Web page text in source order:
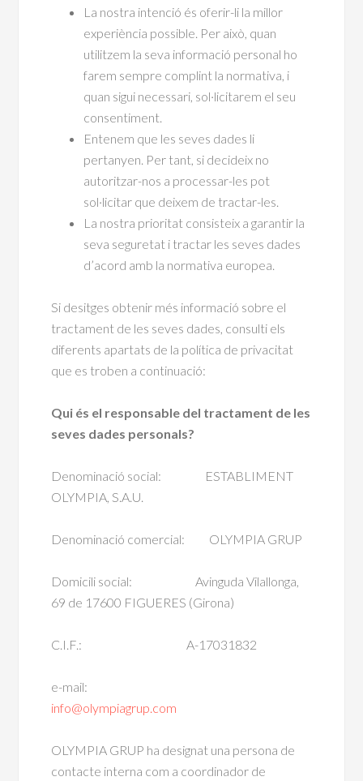
La nostra intenció és oferir-li la millor
experiència possible. Per això, quan
utilitzem la seva informació personal ho
farem sempre complint la normativa, i
quan sigui necessari, sol·licitarem el seu
consentiment.
Entenem que les seves dades li
pertanyen. Per tant, si decideix no
autoritzar-nos a processar-les pot
sol·licitar que deixem de tractar-les.
La nostra prioritat consisteix a garantir la
seva seguretat i tractar les seves dades
d’acord amb la normativa europea.
Si desitges obtenir més informació sobre el
tractament de les seves dades, consulti els
diferents apartats de la política de privacitat
que es troben a continuació:
Qui és el responsable del tractament de les
seves dades personals?
Denominació social: ESTABLIMENT
OLYMPIA, S.A.U.
Denominació comercial: OLYMPIA GRUP
Domicili social: Avinguda Vilallonga,
69 de 17600 FIGUERES (Girona)
C.I.F.: A-17031832
e-mail:
info@olympiagrup.com
OLYMPIA GRUP ha designat una persona de
contacte interna com a coordinador de